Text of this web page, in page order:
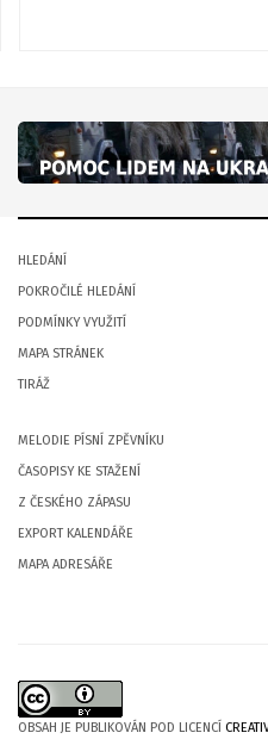
HLEDÁNÍ
POKROČILÉ HLEDÁNÍ
PODMÍNKY VYUŽITÍ
MAPA STRÁNEK
TIRÁŽ
MELODIE PÍSNÍ ZPĚVNÍKU
ČASOPISY KE STAŽENÍ
Z ČESKÉHO ZÁPASU
EXPORT KALENDÁŘE
MAPA ADRESÁŘE
OBSAH JE PUBLIKOVÁN POD LICENCÍ